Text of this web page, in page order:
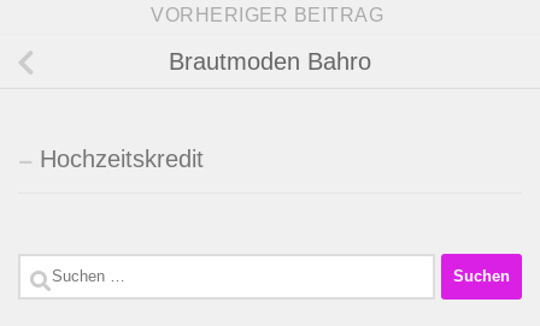
VORHERIGER BEITRAG
Brautmoden Bahro
Hochzeitskredit
Suchen